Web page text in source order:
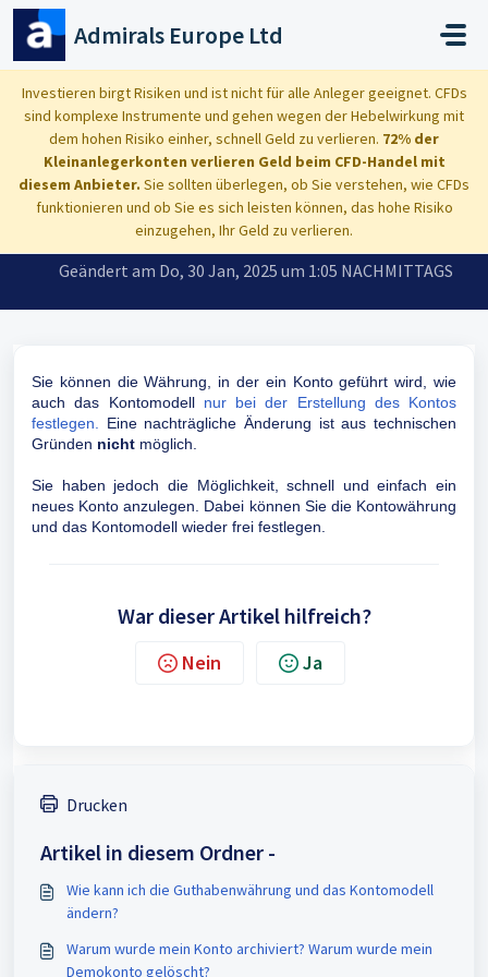
Zum hauptsächlichen Inhalt gehen
Admirals Europe Ltd
Investieren birgt Risiken und ist nicht für alle Anleger geeignet. CFDs
sind komplexe Instrumente und gehen wegen der Hebelwirkung mit
dem hohen Risiko einher, schnell Geld zu verlieren. 72% der
Kleinanlegerkonten verlieren Geld beim CFD-Handel mit
diesem Anbieter. Sie sollten überlegen, ob Sie verstehen, wie CFDs
funktionieren und ob Sie es sich leisten können, das hohe Risiko
einzugehen, Ihr Geld zu verlieren.
Start ... Wie kann ich die Guthabenwährung und das Kontomodell ändern?
Wie kann ich die Guthabenwährung
und das Kontomodell ändern?
Geändert am Do, 30 Jan, 2025 um 1:05 NACHMITTAGS
Sie können die Währung, in der ein Konto geführt wird, wie
auch das Kontomodell nur bei der Erstellung des Kontos
festlegen.
Eine nachträgliche Änderung ist aus technischen
Gründen nicht möglich.
Sie haben jedoch die Möglichkeit, schnell und einfach ein
neues Konto anzulegen. Dabei können Sie die Kontowährung
und das Kontomodell wieder frei festlegen.
War dieser Artikel hilfreich?
Nein Ja
Drucken
Artikel in diesem Ordner -
Wie kann ich die Guthabenwährung und das Kontomodell
ändern?
Warum wurde mein Konto archiviert? Warum wurde mein
Demokonto gelöscht?